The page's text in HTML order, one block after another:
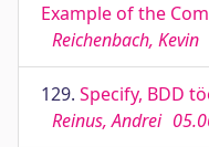
Example of the
Reichenbach, Kevin
129. Specify, BDD
Reinus, Andrei